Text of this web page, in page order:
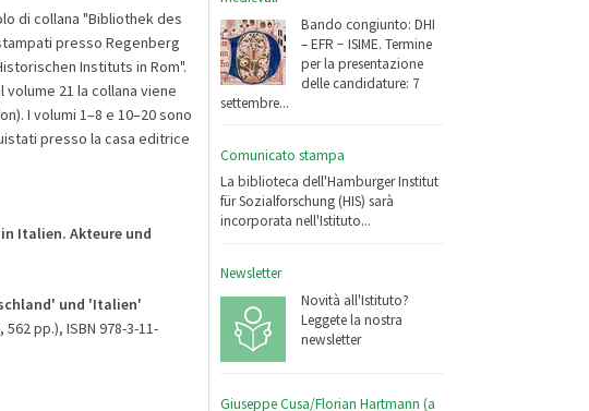
Bando congiunto: DHI
– EFR − ISIME. Termine
per la presentazione
delle candidature: 7
settembre...
Comunicato stampa
La biblioteca dell'Hamburger Institut
für Sozialforschung (HIS) sarà
incorporata nell'Istituto...
Newsletter
Novità all'Istituto?
Leggete la nostra
newsletter
Giuseppe Cusa/Florian Hartmann (a
di collana "Bibliothek des
presso Regenberg
Instituts in Rom".
21 la collana viene
I volumi 1–8 e 10–20 sono
presso la casa editrice
Italien. Akteure und
und 'Italien'
pp.), ISBN 978-3-11-